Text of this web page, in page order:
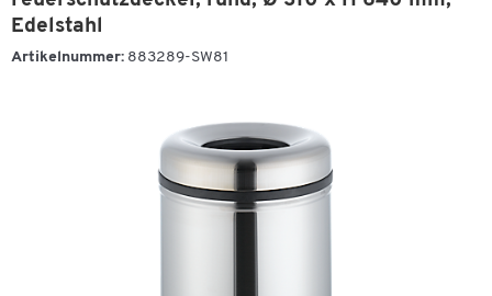
Edelstahl
Artikelnummer: 883289-SW81